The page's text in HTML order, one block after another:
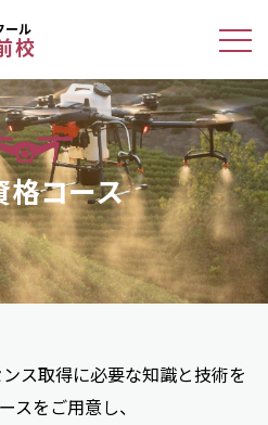
ール
校
格コース
ス取得に必要な知識と技術を
スをご用意し、